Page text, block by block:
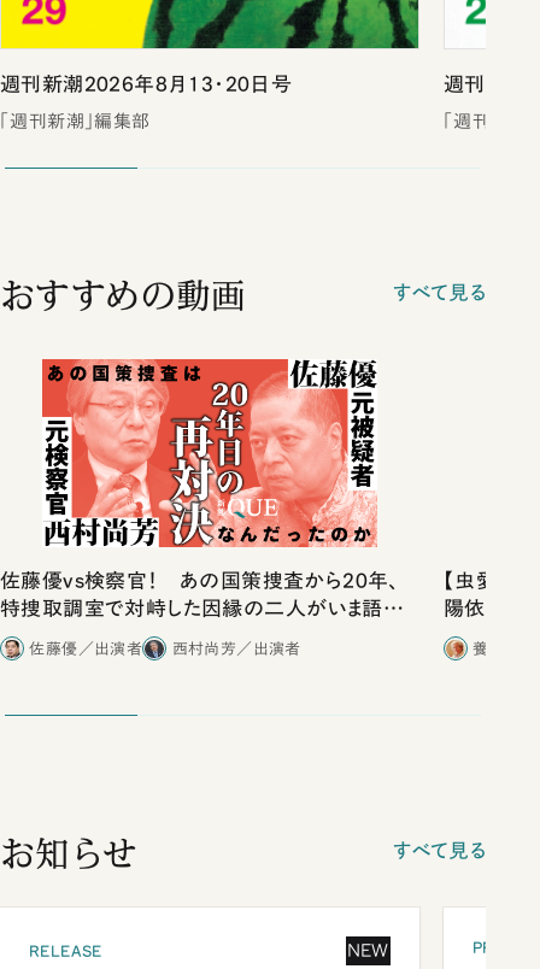
週刊新潮2026年8月13・20日号
「週刊新潮」編集部
週刊新潮
「週刊新潮
おすすめの動画 すべて見る
佐藤優vs検察官！ あの国策捜査から20年、
特捜取調室で対峙した因縁の二人がいま語り
合ったこと
佐藤優／出演者 西村尚芳／出演者
【虫愛を
陽依（「虫
養老孟
お知らせ すべて見る
RELEASE NEW